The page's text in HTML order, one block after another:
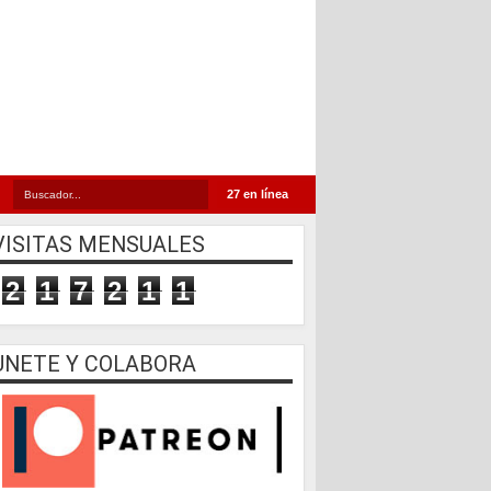
27 en línea
MENSUALES
2 1 7 2 1 1
Y COLABORA